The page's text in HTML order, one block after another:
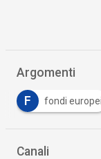
Argomenti
fondi europei F
Canali